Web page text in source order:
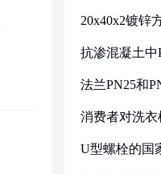
20x40x2镀锌
抗渗混凝土中
法兰PN25和
消费者对洗
U型螺栓的国